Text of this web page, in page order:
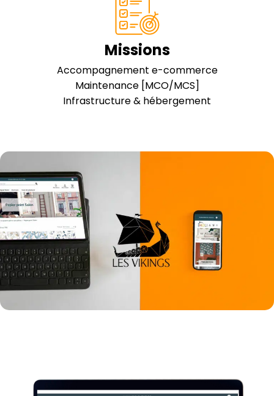
Missions
Accompagnement e-commerce
Maintenance [MCO/MCS]
Infrastructure & hébergement